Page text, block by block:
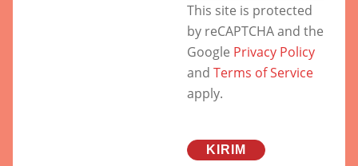
This site is protected
by reCAPTCHA and the
Google Privacy Policy
and Terms of Service
apply.